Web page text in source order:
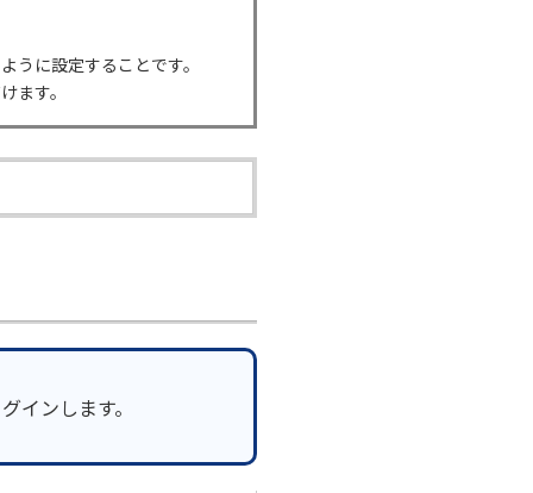
うに設定することです。
ます。
インします。